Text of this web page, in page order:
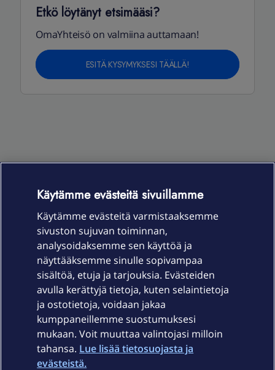
Etkö löytänyt etsimääsi?
OmaYhteisö on valmiina auttamaan!
ESITÄ KYSYMYKSESI TÄÄLLÄ!
OmaYhteisö-käyttöehdot Accessibility statement
Laitteet & liittymät
Palvelut
Käytämme evästeitä sivuillamme
Käytämme evästeitä varmistaaksemme
sivuston sujuvan toiminnan,
analysoidaksemme sen käyttöä ja
näyttääksemme sinulle sopivampaa
sisältöä, etuja ja tarjouksia. Evästeiden
avulla kerättyjä tietoja, kuten selaintietoja
ja ostotietoja, voidaan jakaa
kumppaneillemme suostumuksesi
mukaan. Voit muuttaa valintojasi milloin
tahansa. Lue lisää tietosuojasta ja
evästeistä.